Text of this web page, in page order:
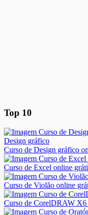
Top 10
Curso de Design gráfico
Curso de Excel online
Curso de Violão online
Curso de CorelDRAW X6